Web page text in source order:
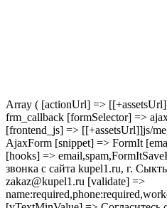
Array ( [actionUrl] =>
frm_callback [formSelector] =>
[frontend_js] => [[+assetsUrl]]js/
AjaxForm [snippet] => FormIt
[hooks] =>
звонка с сайта kupel1.ru, г.
zakaz@kupel1.ru [validate] =>